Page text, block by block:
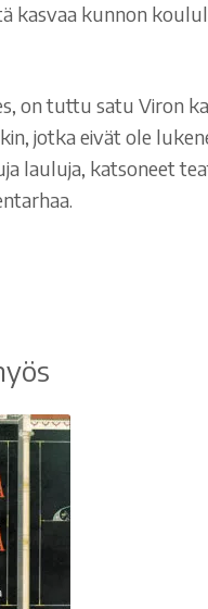
kasvaa kunnon
on tuttu satu Viron
jotka eivät ole
lauluja, katsoneet